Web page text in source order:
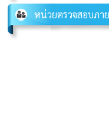
หน่วยตรวจสอบภา